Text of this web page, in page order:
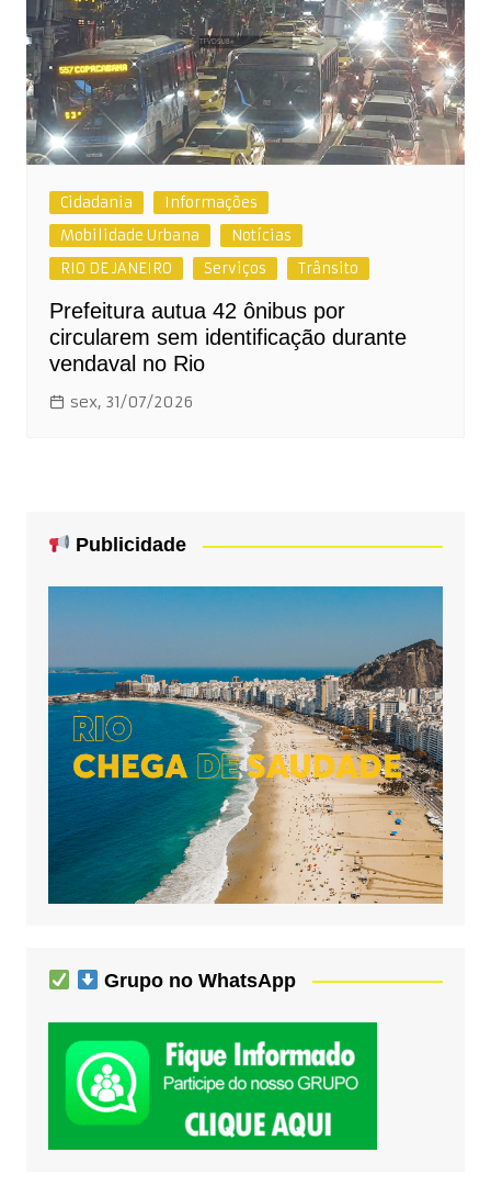
Cidadania
Informações
Mobilidade Urbana
Notícias
RIO DE JANEIRO
Serviços Trânsito
Prefeitura autua 42 ônibus por
circularem sem identificação durante
vendaval no Rio
sex, 31/07/2026
Publicidade
Grupo no WhatsApp